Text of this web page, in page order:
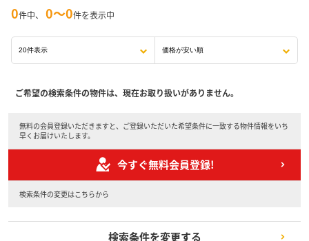
0件中、 0〜0件を表示中
ご希望の検索条件の物件は、現在お取り扱いがありません。
無料の会員登録いただきますと、ご登録いただいた希望条件に一致する物件情報をいち
早くお届けいたします。
今すぐ無料会員登録!
検索条件の変更はこちらから
検索条件を変更する